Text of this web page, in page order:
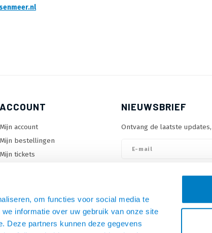
om functies voor social media te
informatie over uw gebruik van onze site
Deze partners kunnen deze gegevens
ACCOUNT
Mijn account
Mijn bestellingen
Mijn tickets
NIEUWSBRIEF
Ontvang de laatste